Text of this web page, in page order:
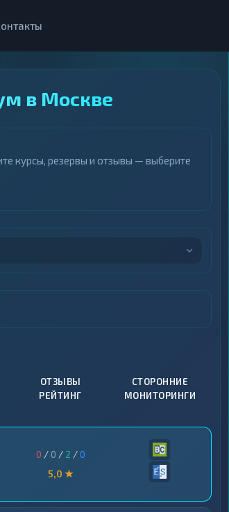
в Москве
курсы, резервы и отзывы — выберите
ОТЗЫВЫ
РЕЙТИНГ
СТОРОННИЕ
МОНИТОРИНГИ
0 / 0 / 2 /0
5,0 ★